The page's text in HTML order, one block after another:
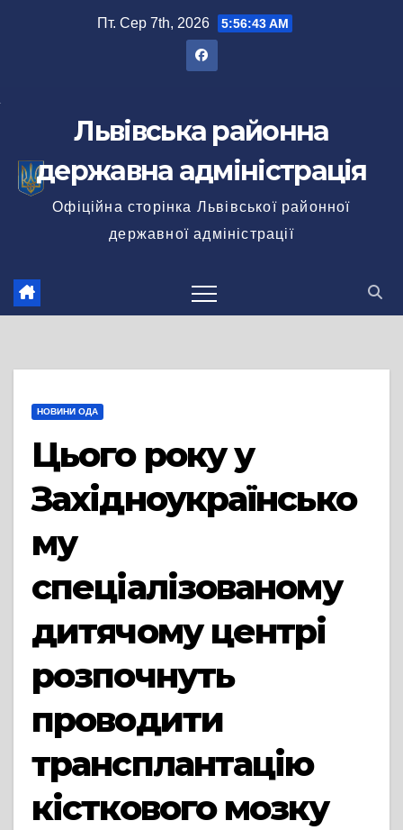
Пт. Сер 7th, 2026 5:56:43 AM
Львівська районна
державна адміністрація
Офіційна сторінка Львівської районної
державної адміністрації
НОВИНИ ОДА
Цього року у
Західноукраїнсько
му
спеціалізованому
дитячому центрі
розпочнуть
проводити
трансплантацію
кісткового мозку